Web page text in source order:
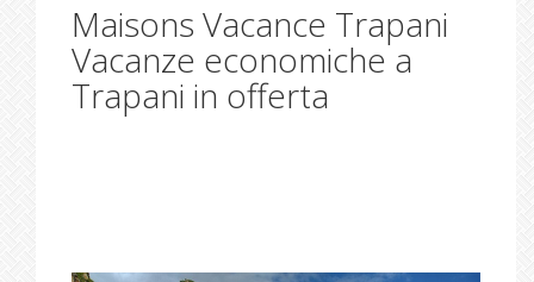
Maisons Vacance Trapani
Vacanze economiche a
Trapani in offerta